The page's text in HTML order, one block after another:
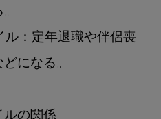
ル：定年退職や伴侶喪
になる。